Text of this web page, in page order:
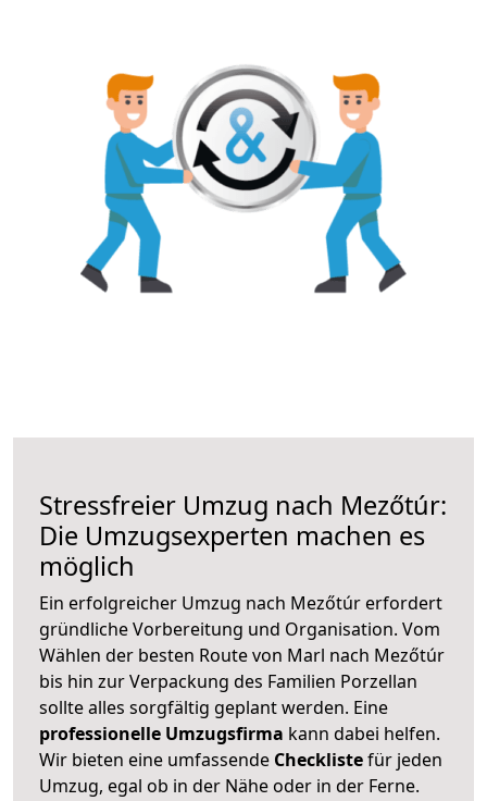
Stressfreier Umzug nach Mezőtúr:
Die Umzugsexperten machen es
möglich
Ein erfolgreicher Umzug nach Mezőtúr erfordert
gründliche Vorbereitung und Organisation. Vom
Wählen der besten Route von Marl nach Mezőtúr
bis hin zur Verpackung des Familien Porzellan
sollte alles sorgfältig geplant werden. Eine
professionelle Umzugsfirma kann dabei helfen.
Wir bieten eine umfassende Checklistefür jeden
Umzug, egal ob in der Nähe oder in der Ferne.